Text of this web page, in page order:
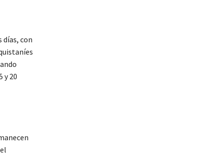
con
y 20